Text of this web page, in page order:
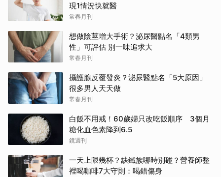
現1情況快就醫
常春月刊
想做陰莖增大手術？泌尿醫點名「4類男
性」可評估 別一味追求大
常春月刊
攝護腺反覆發炎？泌尿醫點名「5大原因」
很多男人天天做
常春月刊
白飯不用戒！60歲婦只改吃飯順序 3個月
糖化血色素降到6.5
鏡週刊
一天上限幾杯？缺鐵族哪時別碰？營養師整
裡喝咖啡7大守則：喝錯傷身